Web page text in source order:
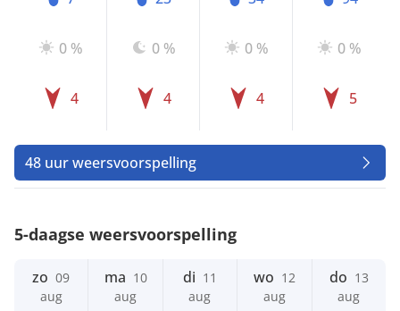
0 %
4
0 %
4
0 %
4
0 %
5
48 uur weersvoorspelling
5-daagse weersvoorspelling
zo 09
aug
ma 10
aug
di 11
aug
wo 12
aug
do 13
aug